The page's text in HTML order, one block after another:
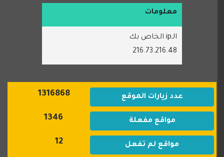
معلومات
الـip الخاص بك
216.73.216.48
عدد زيارات الموقع 1316868
مواقع مفعلة 1346
مواقع لم تفعل 12